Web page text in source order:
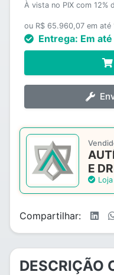
À vista no PIX com 12%
ou R$ 65.960,07 em até
Entrega: Em
E
Compartilhar:
DESCRIÇÃO